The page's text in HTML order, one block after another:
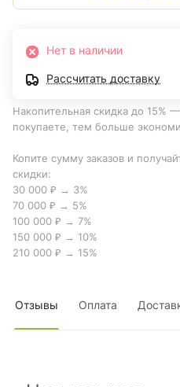
Нет в наличии
Рассчитать доставку
Накопительная скидка до 15%
покупаете, тем больше
Копите сумму заказов и
скидки:
30 000 ₽ → 3%
70 000 ₽ → 5%
100 000 ₽ → 7%
150 000 ₽ → 10%
210 000 ₽ → 15%
Отзывы Оплата